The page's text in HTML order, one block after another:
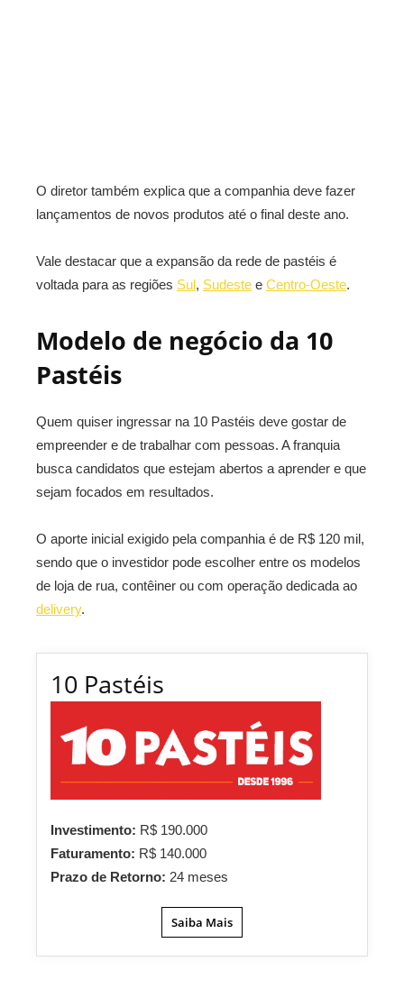
O diretor também explica que a companhia deve fazer
lançamentos de novos produtos até o final deste ano.
Vale destacar que a expansão da rede de pastéis é
voltada para as regiões Sul, Sudeste e Centro-Oeste.
Modelo de negócio da 10
Pastéis
Quem quiser ingressar na 10 Pastéis deve gostar de
empreender e de trabalhar com pessoas. A franquia
busca candidatos que estejam abertos a aprender e que
sejam focados em resultados.
O aporte inicial exigido pela companhia é de R$ 120 mil,
sendo que o investidor pode escolher entre os modelos
de loja de rua, contêiner ou com operação dedicada ao
delivery.
10 Pastéis
Investimento: R$ 190.000
Faturamento: R$ 140.000
Prazo de Retorno: 24 meses
Saiba Mais